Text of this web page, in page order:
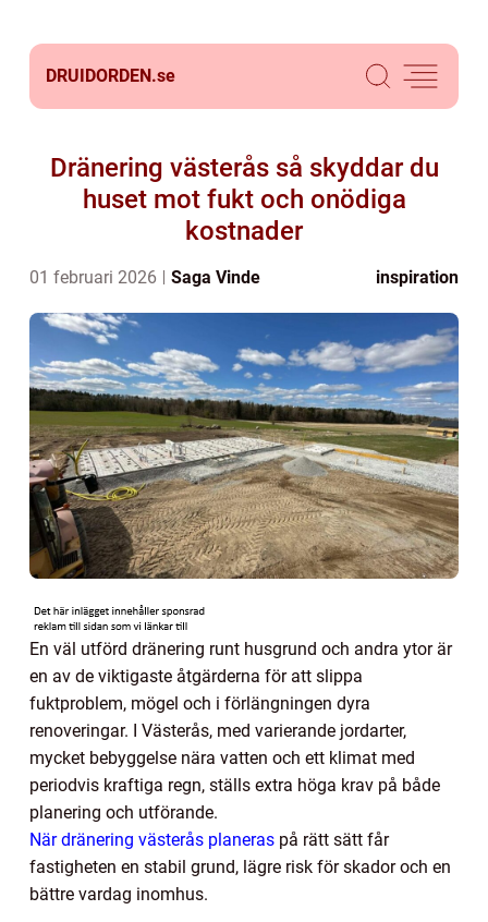
DRUIDORDEN.se
Dränering västerås så skyddar du
huset mot fukt och onödiga
kostnader
01 februari 2026 Saga Vinde inspiration
En väl utförd dränering runt husgrund och andra ytor är
en av de viktigaste åtgärderna för att slippa
fuktproblem, mögel och i förlängningen dyra
renoveringar. I Västerås, med varierande jordarter,
mycket bebyggelse nära vatten och ett klimat med
periodvis kraftiga regn, ställs extra höga krav på både
planering och utförande.
När dränering västerås planeras på rätt sätt får
fastigheten en stabil grund, lägre risk för skador och en
bättre vardag inomhus.